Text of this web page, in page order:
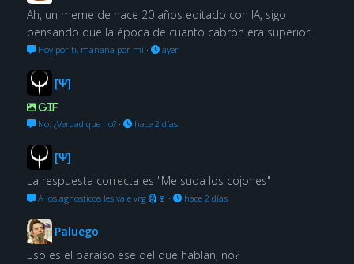
Ah, un meme de hace 20 años editado con IA, sigo
pensando que la época de cuanto cabrón era superior.
Hoy por ti, mañana por mí· ayer
[Ψ]
GIF
No. ¿Verdad que no?· hace 2 días
[Ψ]
La respuesta correcta es "Me suda los cojones"
A los agnosticos les vale vrg 🗿🍷 · hace 2 días
Paluego
Eso es el paraíso ese del que hablan, no?